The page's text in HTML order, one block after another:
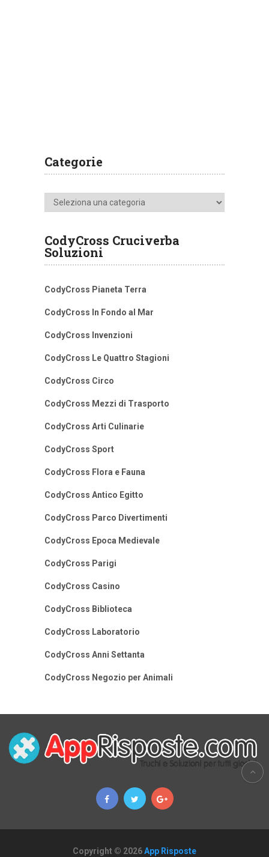
Categorie
Categorie
CodyCross Cruciverba
Soluzioni
CodyCross Pianeta Terra
CodyCross In Fondo al Mar
CodyCross Invenzioni
CodyCross Le Quattro Stagioni
CodyCross Circo
CodyCross Mezzi di Trasporto
CodyCross Arti Culinarie
CodyCross Sport
CodyCross Flora e Fauna
CodyCross Antico Egitto
CodyCross Parco Divertimenti
CodyCross Epoca Medievale
CodyCross Parigi
CodyCross Casino
CodyCross Biblioteca
CodyCross Laboratorio
CodyCross Anni Settanta
CodyCross Negozio per Animali
Copyright © 2026App Risposte